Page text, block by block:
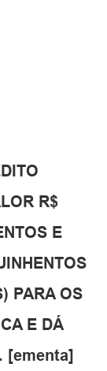
R$
E
PARA OS
E DÁ
[ementa]